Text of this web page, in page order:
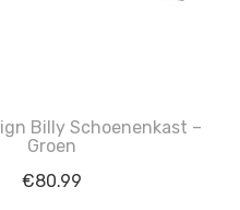
Billy Schoenenkast –
Groen
€80.99